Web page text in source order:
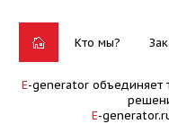
Кто мы?
E-generator объединяет
E-